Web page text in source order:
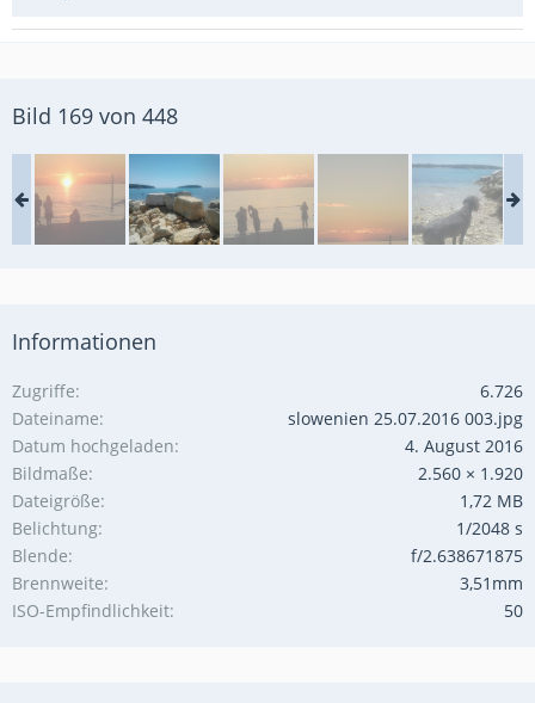
Bild 169 von 448
Informationen
Zugriffe
6.726
Dateiname
slowenien 25.07.2016 003.jpg
Datum hochgeladen
4. August 2016
Bildmaße
2.560 × 1.920
Dateigröße
1,72 MB
Belichtung
1/2048 s
Blende
f/2.638671875
Brennweite
3,51mm
ISO-Empfindlichkeit
50